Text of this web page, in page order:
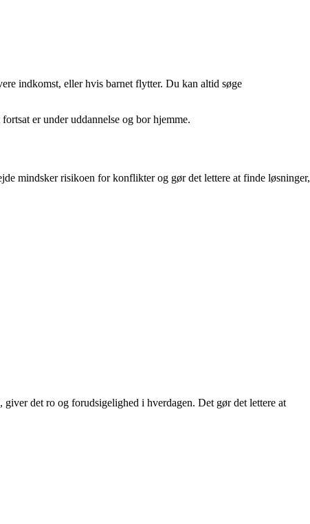
indkomst, eller hvis barnet flytter. Du kan altid søge
er under uddannelse og bor hjemme.
mindsker risikoen for konflikter og gør det lettere at finde løsninger,
det ro og forudsigelighed i hverdagen. Det gør det lettere at